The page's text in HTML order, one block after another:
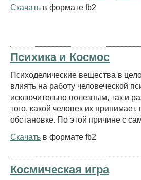
Скачать в формате fb2
Психика и Космос
Психоделические вещества в
влиять на работу человеческой
исключительно полезным, так и
того, какой человек их
обстановке. По этой причине с
Скачать в формате fb2
Космическая игра